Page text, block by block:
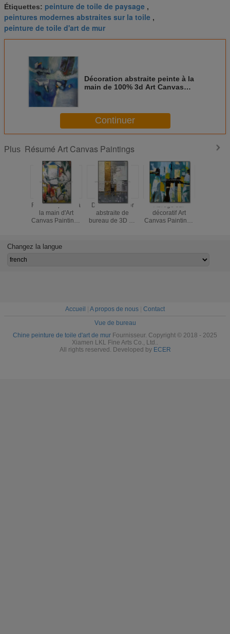
Étiquettes: peinture de toile de paysage ,
peintures modernes abstraites sur la toile ,
peinture de toile d'art de mur
Décoration abstraite peinte à la
main de 100% 3d Art Canvas
Continuer
Plus Résumé Art Canvas Paintings
Frontière peinte à
la main d'Art
Canvas Paintings
décoration
Décoration d'or
abstraite de
bureau de 3D Art
Abrégé sur
décoratif Art
Canvas Paintings
Changez la langue
Accueil A propos de nous
Contact
Vue de bureau
Chine peinture de toile d'art de mur Fournisseur. Copyright © 2018 - 2025
Xiamen LKL Fine Arts Co., Ltd..
All rights reserved. Developed by ECER